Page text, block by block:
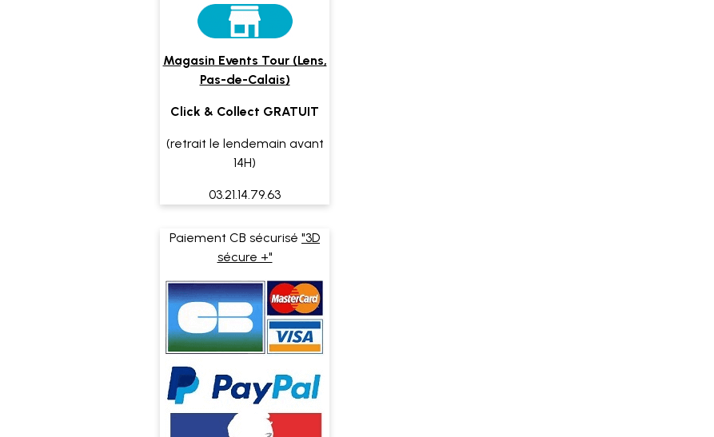
Magasin Events Tour (Lens,
Pas-de-Calais)
Click & Collect GRATUIT
(retrait le lendemain avant
14H)
03.21.14.79.63
Paiement CB sécurisé "3D
sécure +"